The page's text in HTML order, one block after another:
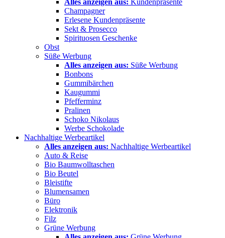
Alles anzeigen aus: Kundenpräsente
Champagner
Erlesene Kundenpräsente
Sekt & Prosecco
Spirituosen Geschenke
Obst
Süße Werbung
Alles anzeigen aus: Süße Werbung
Bonbons
Gummibärchen
Kaugummi
Pfefferminz
Pralinen
Schoko Nikolaus
Werbe Schokolade
Nachhaltige Werbeartikel
Alles anzeigen aus: Nachhaltige Werbeartikel
Auto & Reise
Bio Baumwolltaschen
Bio Beutel
Bleistifte
Blumensamen
Büro
Elektronik
Filz
Grüne Werbung